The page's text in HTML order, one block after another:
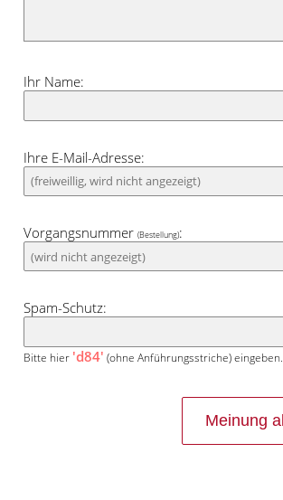
Ihr Name:
Ihre E-Mail-Adresse:
Vorgangsnummer(Bestellung):
Spam-Schutz:
Bitte hier 'd84' (ohne Anführungsstriche) eingeben.